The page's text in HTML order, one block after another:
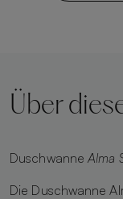
Über
DuschwanneAlma
Die Duschwanne